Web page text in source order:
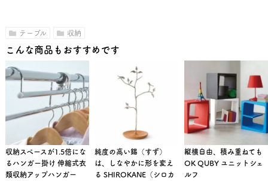
テーブル 収納
こんな商品もおすすめです
収納スペースが1.5倍にな
るハンガー掛け 伸縮式衣
類収納アップハンガー
純度の高い錫（すず）
は、しなやかに形を変え
る SHIROKANE（シロカ
縦横自由、積み重ねても
OK QUBY ユニットシェ
ルフ